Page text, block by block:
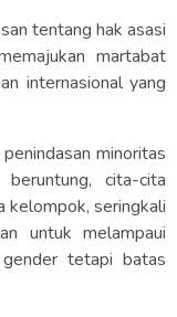
tentang hak asasi
martabat
internasional yang
minoritas
cita-cita
kelompok, seringkali
untuk melampaui
tetapi batas